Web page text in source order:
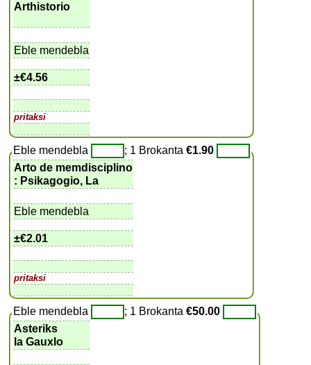
Arthistorio
Eble mendebla
±€4.56
pritaksi
Eble mendebla ; 1 Brokanta€1.90
Arto de memdisciplino
: Psikagogio, La
Eble mendebla
±€2.01
pritaksi
Eble mendebla ; 1 Brokanta€50.00
Asteriks
la Gauxlo